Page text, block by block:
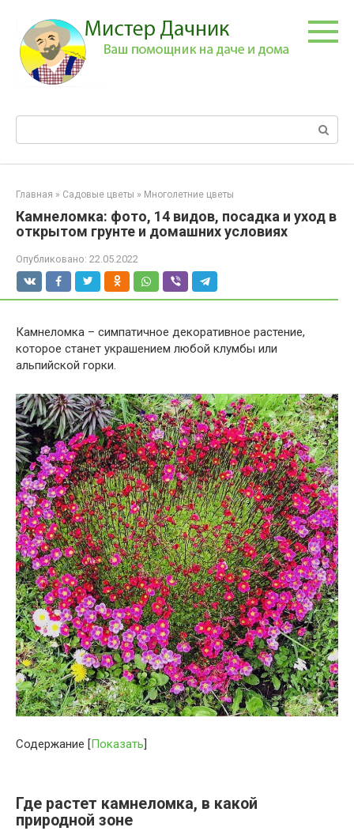
контенту
Главная » Садовые цветы » Многолетние цветы
Камнеломка: фото, 14 видов, посадка и уход в
открытом грунте и домашних условиях
Опубликовано: 22.05.2022
Камнеломка – симпатичное декоративное растение,
которое станет украшением любой клумбы или
альпийской горки.
Содержание [Показать]
Где растет камнеломка, в какой
природной зоне